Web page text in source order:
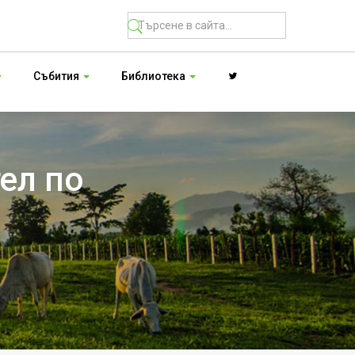
Събития Библиотека
по